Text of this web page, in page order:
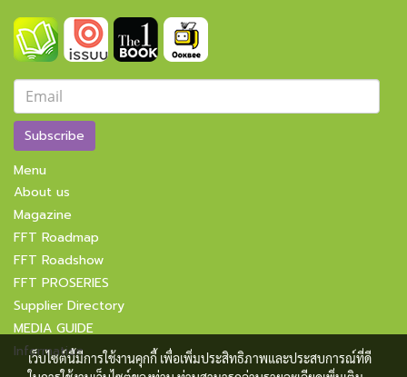
Subscribe
Menu
About us
Magazine
FFT Roadmap
FFT Roadshow
FFT PROSERIES
Supplier Directory
MEDIA GUIDE
Information
เว็บไซต์นี้มีการใช้งานคุกกี้ เพื่อเพิ่มประสิทธิภาพและประสบการณ์ที่ดี